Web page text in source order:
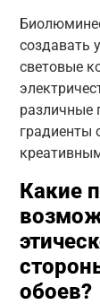
создавать
световые
различные
градиенты
Какие
обоев?